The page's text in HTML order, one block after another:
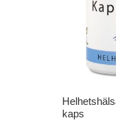
kaps